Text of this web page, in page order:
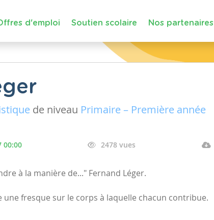
d'emploi Soutien scolaire Nos partenaires
de niveau Primaire – Première année
00:00 2478 vues
à la manière de..." Fernand Léger.
une fresque sur le corps à laquelle chacun contribue.